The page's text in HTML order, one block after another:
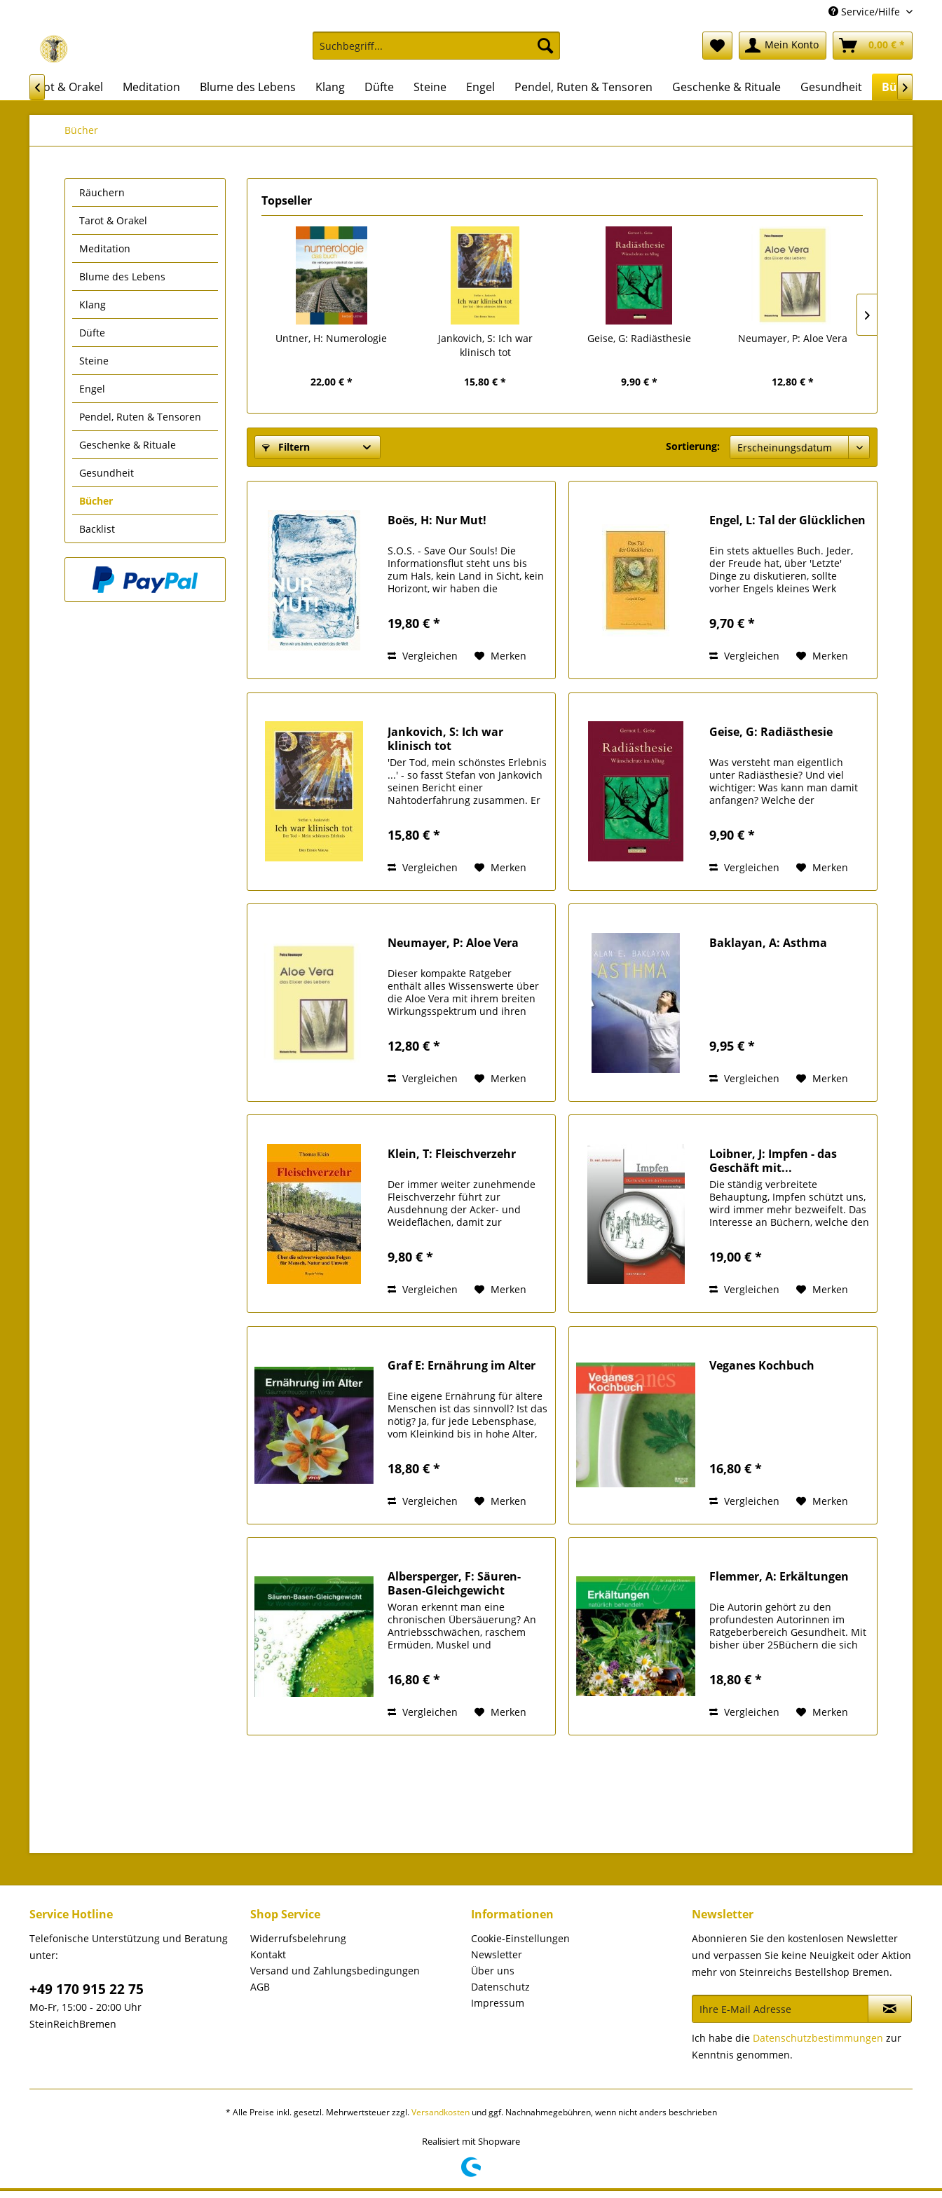
Service/Hilfe
Mein Konto 0,00 € *
Tarot & Orakel Meditation Blume des Lebens Klang Düfte Steine Engel Pendel, Ruten & Tensoren Geschenke & Rituale Gesundheit Bücher
 
Bücher
Räuchern
Tarot & Orakel
Meditation
Blume des Lebens
Klang
Düfte
Steine
Engel
Pendel, Ruten & Tensoren
Geschenke & Rituale
Gesundheit
Bücher
Backlist
Topseller
Untner, H: Numerologie
22,00 € *
Jankovich, S: Ich war
klinisch tot
15,80 € *
Geise, G: Radiästhesie
9,90 € *
Neumayer, P: Aloe Vera
12,80 € *
Filtern Sortierung:
Boës, H: Nur Mut!
S.O.S. - Save Our Souls! Die
Informationsflut steht uns bis
zum Hals, kein Land in Sicht, kein
Horizont, wir haben die
versinken wir in Anpassung und
Angst...
19,80 € *
Vergleichen Merken
Engel, L: Tal der Glücklichen
Ein stets aktuelles Buch. Jeder,
der Freude hat, über 'Letzte'
Dinge zu diskutieren, sollte
vorher Engels kleines Werk
9,70 € *
Vergleichen Merken
Jankovich, S: Ich war
klinisch tot
'Der Tod, mein schönstes Erlebnis
...' - so fasst Stefan von Jankovich
seinen Bericht einer
Nahtoderfahrung zusammen. Er
beschreibt eindrucksvoll die
15,80 € *
Vergleichen Merken
Geise, G: Radiästhesie
Was versteht man eigentlich
unter Radiästhesie? Und viel
wichtiger: Was kann man damit
anfangen? Welche der
was ist eine Mute? Diese und
Autor leicht...
9,90 € *
Vergleichen Merken
Neumayer, P: Aloe Vera
Dieser kompakte Ratgeber
enthält alles Wissenswerte über
die Aloe Vera mit ihrem breiten
Wirkungsspektrum und ihren
Anwendungsmöglichkeiten. Das
sowie viele Tipps und...
12,80 € *
Vergleichen Merken
Baklayan, A: Asthma
9,95 € *
Vergleichen Merken
Klein, T: Fleischverzehr
Der immer weiter zunehmende
Fleischverzehr führt zur
Ausdehnung der Acker- und
Weideflächen, damit zur
auf der Erde, zu Artensterben, zu
zur...
9,80 € *
Vergleichen Merken
Loibner, J: Impfen - das
Geschäft mit...
Die ständig verbreitete
Behauptung, Impfen schützt uns,
wird immer mehr bezweifelt. Das
Interesse an Büchern, welche den
dass schon nach einem Jahr eine
19,00 € *
Vergleichen Merken
Graf E: Ernährung im Alter
Eine eigene Ernährung für ältere
Menschen ist das sinnvoll? Ist das
nötig? Ja, für jede Lebensphase,
vom Kleinkind bis in hohe Alter,
richtige Ernährung. Die
18,80 € *
Vergleichen Merken
Veganes Kochbuch
16,80 € *
Vergleichen Merken
Albersperger, F: Säuren-
Basen-Gleichgewicht
Woran erkennt man eine
chronischen Übersäuerung? An
Antriebsschwächen, raschem
Ermüden, Muskel und
Körper übersäuert leidet der
Organe leiden und regieren...
16,80 € *
Vergleichen Merken
Flemmer, A: Erkältungen
Die Autorin gehört zu den
profundesten Autorinnen im
Ratgeberbereich Gesundheit. Mit
bisher über 25Büchern die sich
Welche Heilkräuter helfen
18,80 € *
Vergleichen Merken
Service Hotline
Telefonische Unterstützung und Beratung
unter:
+49 170 915 22 75
Mo-Fr, 15:00 - 20:00 Uhr
SteinReichBremen
Shop Service
Widerrufsbelehrung
Kontakt
Versand und Zahlungsbedingungen
AGB
Informationen
Cookie-Einstellungen
Newsletter
Über uns
Datenschutz
Impressum
Newsletter
Abonnieren Sie den kostenlosen Newsletter
und verpassen Sie keine Neuigkeit oder Aktion
mehr von Steinreichs Bestellshop Bremen.
Ich habe die Datenschutzbestimmungen zur
Kenntnis genommen.
* Alle Preise inkl. gesetzl. Mehrwertsteuer zzgl.Versandkostenund ggf. Nachnahmegebühren, wenn nicht anders beschrieben
Realisiert mit Shopware